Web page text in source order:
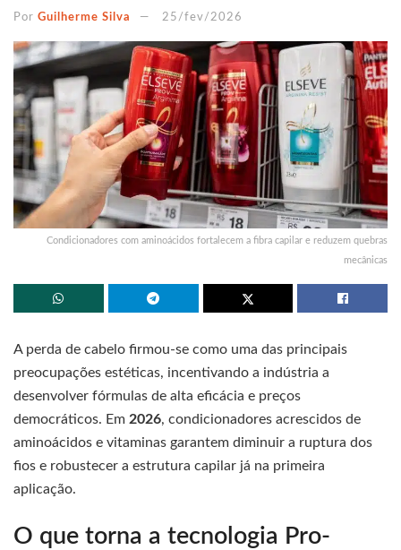
Por Guilherme Silva 25/fev/2026
Condicionadores com aminoácidos fortalecem a fibra capilar e reduzem quebras
mecânicas
A perda de cabelo firmou-se como uma das principais
preocupações estéticas, incentivando a indústria a
desenvolver fórmulas de alta eficácia e preços
democráticos. Em 2026, condicionadores acrescidos de
aminoácidos e vitaminas garantem diminuir a ruptura dos
fios e robustecer a estrutura capilar já na primeira
aplicação.
O que torna a tecnologia Pro-